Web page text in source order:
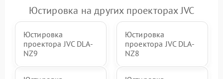
Юстировка на других проекторах JVC
Юстировка
проектора JVC DLA-
NZ9
Юстировка
проектора JVC DLA-
NZ8